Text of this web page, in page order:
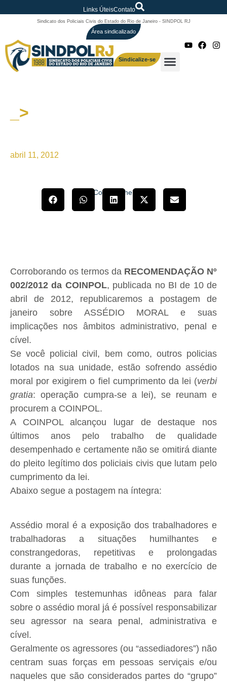
Links ÚteisContato
Sindicato dos Policiais Civis do Estado do Rio de Janeiro - SINDPOL RJ
Área sindicalizado
Sindicalize-se
_>
abril 11, 2012
Compartilhe!
Corroborando os termos da RECOMENDAÇÃO Nº
002/2012 da COINPOL, publicada no BI de 10 de
abril de 2012, republicaremos a postagem de
janeiro sobre ASSÉDIO MORAL e suas
implicações nos âmbitos administrativo, penal e
cível.
Se você policial civil, bem como, outros policias
lotados na sua unidade, estão sofrendo assédio
moral por exigirem o fiel cumprimento da lei (verbi
gratia: operação cumpra-se a lei), se reunam e
procurem a COINPOL.
A COINPOL alcançou lugar de destaque nos
últimos anos pelo trabalho de qualidade
desempenhado e certamente não se omitirá diante
do pleito legítimo dos policiais civis que lutam pelo
cumprimento da lei.
Abaixo segue a postagem na íntegra:
Assédio moral é a exposição dos trabalhadores e
trabalhadoras a situações humilhantes e
constrangedoras, repetitivas e prolongadas
durante a jornada de trabalho e no exercício de
suas funções.
Com simples testemunhas idôneas para falar
sobre o assédio moral já é possível responsabilizar
seu agressor na seara penal, administrativa e
cível.
Geralmente os agressores (ou “assediadores”) não
centram suas forças em pessoas serviçais e/ou
naqueles que são considerados partes do “grupo”